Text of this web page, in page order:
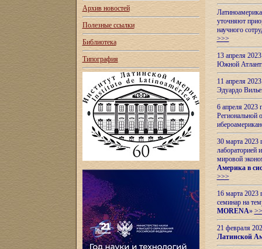
Архив новостей
Полезные ссылки
Библиотека
Типография
уточняют
научного
>>>
13 апреля
Южной
11 апреля
Эдуардо
6 апреля
Региональной
30 марта 2023
лабораторией
мировой
Америка в
>>>
16 марта 2023
семинар на
MORENA»
21 февраля
Латинской